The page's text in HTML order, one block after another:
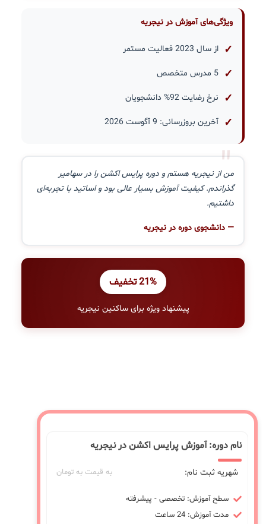
ویژگی‌های آموزش در نیجریه
از سال 2023 فعالیت مستمر
5 مدرس متخصص
نرخ رضایت 92% دانشجویان
آخرین بروزرسانی: 9 آگوست 2026
"
من از نیجریه هستم و دوره پرایس اکشن را در سهامیر
گذراندم. کیفیت آموزش بسیار عالی بود و اساتید با تجربه‌ای
داشتیم.
— دانشجوی دوره در نیجریه
21% تخفیف
پیشنهاد ویژه برای ساکنین نیجریه
نام دوره: آموزش پرایس اکشن در نیجریه
شهریه ثبت نام: به قیمت به تومان
سطح آموزش: تخصصی - پیشرفته
مدت آموزش: 24 ساعت